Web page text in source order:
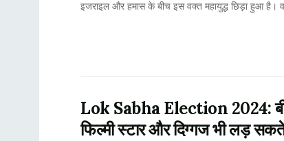
इजराइल और हमास के बीच इस वक्त महायुद्ध छिड़ा हुआ है।
Lok Sabha Election 2024:
फिल्मी स्टार और दिग्गज भी लड़